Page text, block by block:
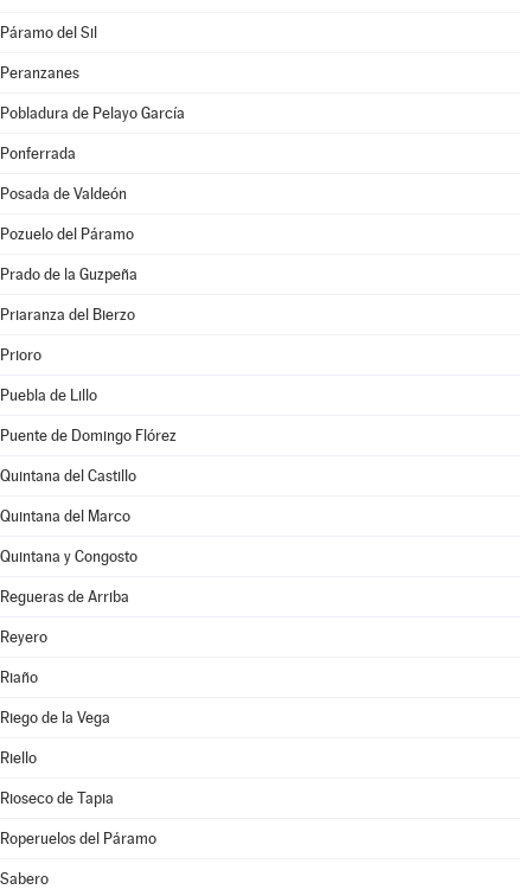
Páramo del Sil
Peranzanes
Pobladura de Pelayo García
Ponferrada
Posada de Valdeón
Pozuelo del Páramo
Prado de la Guzpeña
Priaranza del Bierzo
Prioro
Puebla de Lillo
Puente de Domingo Flórez
Quintana del Castillo
Quintana del Marco
Quintana y Congosto
Regueras de Arriba
Reyero
Riaño
Riego de la Vega
Riello
Rioseco de Tapia
Roperuelos del Páramo
Sabero